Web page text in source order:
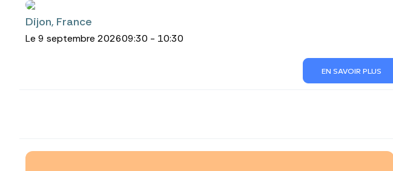
Dijon, France
Le 9 septembre 202609:30 - 10:30
EN SAVOIR PLUS